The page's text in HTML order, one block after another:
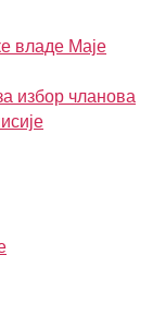
владе Маје
избор чланова